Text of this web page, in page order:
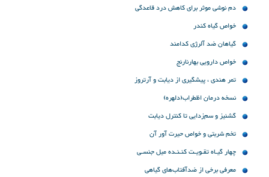
دم نوشی موثر برای کاهش درد قاعدگی
خواص گیاه کندر
گیاهان ضد آلرژی کدامند
خواص دارویی بهارنارنج
تمر هندی ، پیشگیری از دیابت و آرتروز
نسخه درمان اظطراب(دلهره)
گشنیز و سم‌زدایی تا کنترل دیابت
تخم شربتى و خواص حیرت آور آن
چهار گیـاه تقـویـت کنـنـده میل جنسـی
معرفی برخی از ضدآفتاب‌های گیاهی